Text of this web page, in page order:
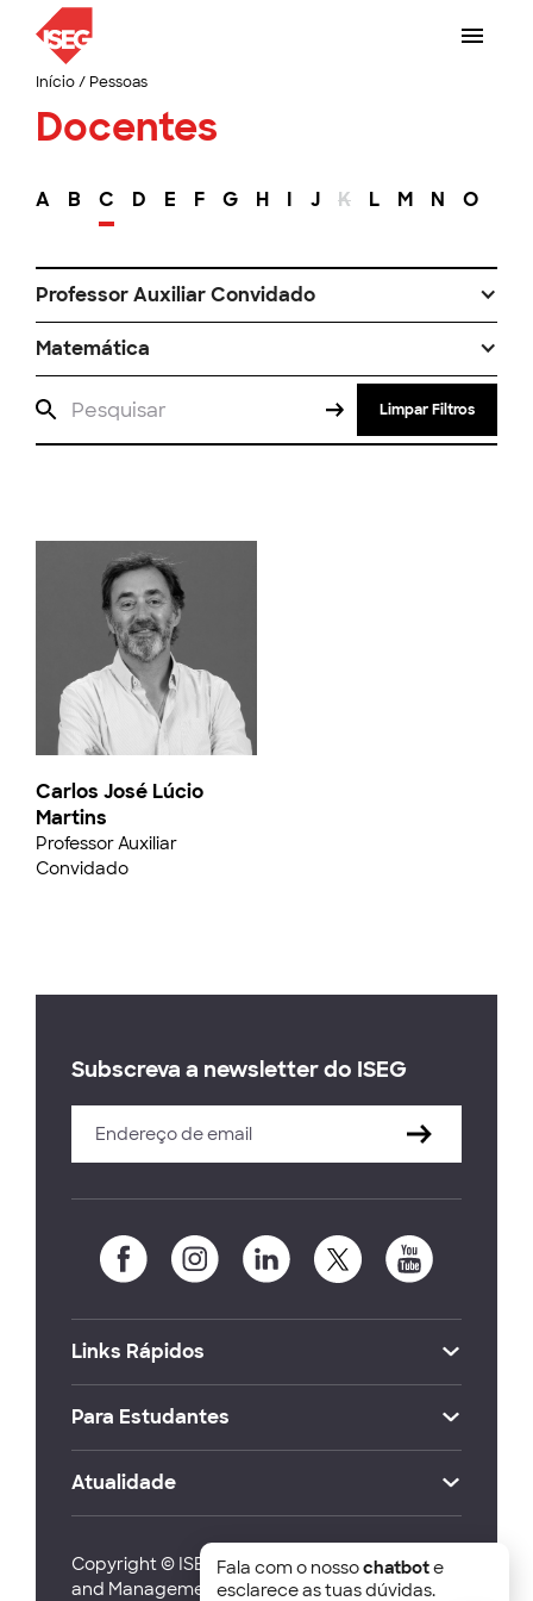
Início/ Pessoas
Docentes
A B C D E F G H I J K L M N O
Professor Auxiliar Convidado
Matemática
Limpar Filtros
Carlos José Lúcio
Martins
Professor Auxiliar
Convidado
Subscreva a newsletter do ISEG
Links Rápidos
Para Estudantes
Atualidade
Copyright © ISEG Lisbon School of Economics
and Management 2026
Fala com o nossochatbote
esclarece as tuas dúvidas.